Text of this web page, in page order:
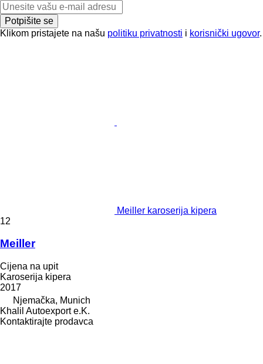
Potpišite se
Klikom pristajete na našu politiku privatnosti i korisnički ugovor.
Meiller karoserija kipera
12
Meiller
Cijena na upit
Karoserija kipera
2017
Njemačka, Munich
Khalil Autoexport e.K.
Kontaktirajte prodavca